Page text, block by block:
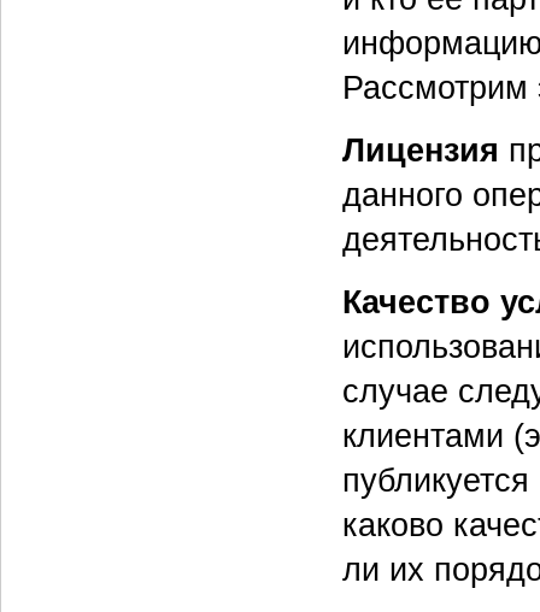
информацию
Рассмотрим
Лицензия
данного
Качество
случае
клиентами
каково
ли их